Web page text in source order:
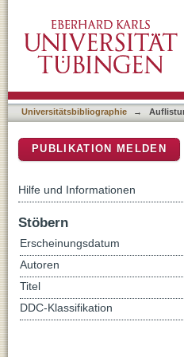
Universitätsbibliographie →
PUBLIKATION MELDEN
Hilfe und Informationen
Stöbern
Erscheinungsdatum
Autoren
Titel
DDC-Klassifikation